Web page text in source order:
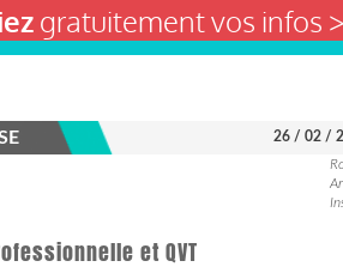
gratuitement vos infos >
26 / 02 /
et QVT